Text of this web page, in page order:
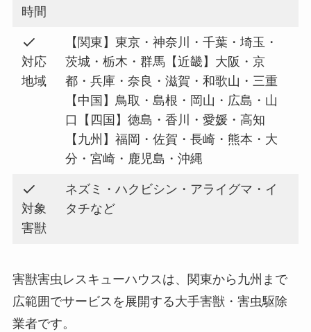
時間
対応
地域
【関東】東京・神奈川・千葉・埼玉・
茨城・栃木・群馬【近畿】大阪・京
都・兵庫・奈良・滋賀・和歌山・三重
【中国】鳥取・島根・岡山・広島・山
口【四国】徳島・香川・愛媛・高知
【九州】福岡・佐賀・長崎・熊本・大
分・宮崎・鹿児島・沖縄
対象
害獣
ネズミ・ハクビシン・アライグマ・イ
タチなど
害獣害虫レスキューハウスは、関東から九州まで
広範囲でサービスを展開する大手害獣・害虫駆除
業者です。